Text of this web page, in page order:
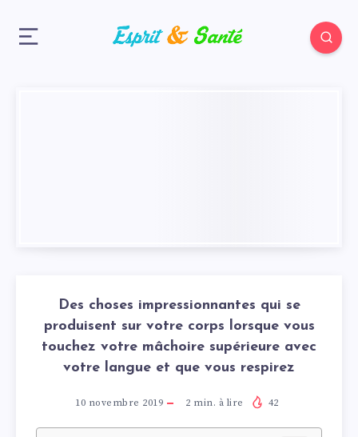
Des choses impressionnantes qui se
produisent sur votre corps lorsque vous
touchez votre mâchoire supérieure avec
votre langue et que vous respirez
10 novembre 2019 2 min. à lire 42